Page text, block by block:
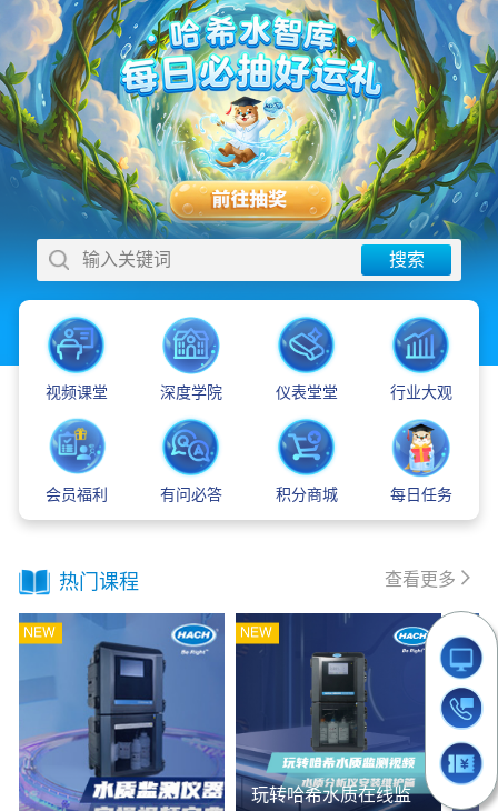
输入关键词
视频课堂 深度学院 仪表堂堂 行业大观
会员福利 有问必答 积分商城 每日任务
热门课程 查看更多
玩转哈希水质在线监